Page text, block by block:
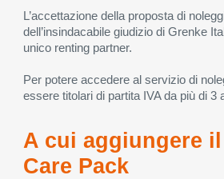
L’accettazione della proposta di
dell’insindacabile giudizio di Grenke
unico renting partner.
Per potere accedere al servizio di
essere titolari di partita IVA da più di 3
A cui aggiungere il
Care Pack